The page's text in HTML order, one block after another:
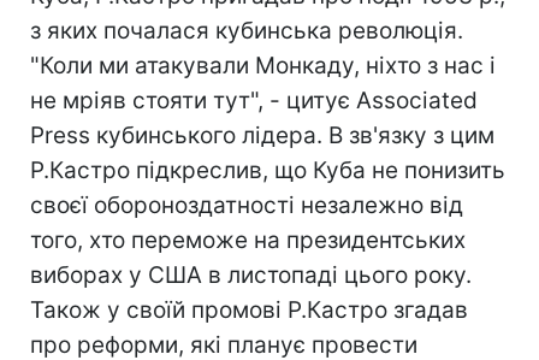
з яких почалася кубинська революція.
"Коли ми атакували Монкаду, ніхто з нас і
не мріяв стояти тут", - цитує Associated
Press кубинського лідера. В зв'язку з цим
Р.Кастро підкреслив, що Куба не понизить
своєї обороноздатності незалежно від
того, хто переможе на президентських
виборах у США в листопаді цього року.
Також у своїй промові Р.Кастро згадав
про реформи, які планує провести